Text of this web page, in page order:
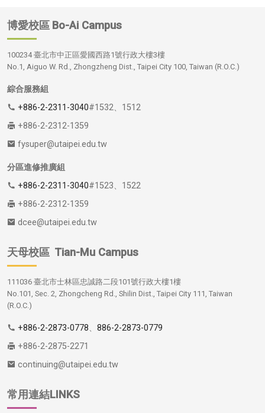
博愛校區 Bo-Ai Campus
100234 臺北市中正區愛國西路1號行政大樓3樓
No.1, Aiguo W. Rd., Zhongzheng Dist., Taipei City 100, Taiwan (R.O.C.)
綜合服務組
+886-2-2311-3040#1532、1512
+886-2-2312-1359
fysuper@utaipei.edu.tw
分區進修推廣組
+886-2-2311-3040#1523、1522
+886-2-2312-1359
dcee@utaipei.edu.tw
天母校區 Tian-Mu Campus
111036 臺北市士林區忠誠路二段101號行政大樓1樓
No.101, Sec. 2, Zhongcheng Rd., Shilin Dist., Taipei City 111, Taiwan
(R.O.C.)
+886-2-2873-0778、 886-2-2873-0779
+886-2-2875-2271
continuing@utaipei.edu.tw
常用連結LINKS